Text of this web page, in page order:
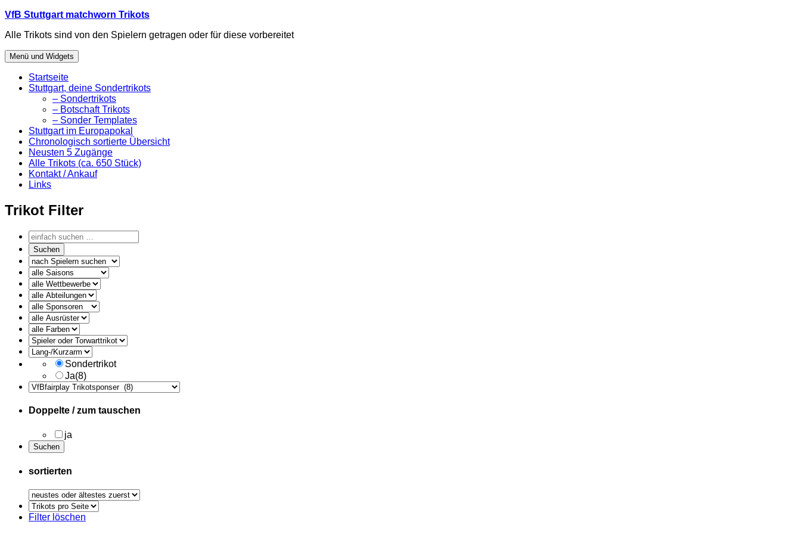
Zum
springen
VfB Stuttgart matchworn Trikots
Alle Trikots sind von den Spielern getragen oder für diese vorbereitet
Menü und Widgets
Startseite
Stuttgart, deine Sondertrikots
– Sondertrikots
– Botschaft Trikots
– Sonder Templates
Stuttgart im Europapokal
Chronologisch sortierte Übersicht
Neusten 5 Zugänge
Alle Trikots (ca. 650 Stück)
Kontakt / Ankauf
Links
Trikot Filter
alle
Ausruester
Sondertrikot
Ja(8)
Doppelte / zum tauschen
ja
sortierten
Trikots
pro
Filter löschen